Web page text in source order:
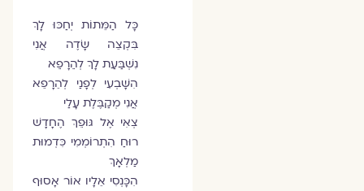
כָּל הַמֵּתוֹת יְחַכּוּ לָךְ
בִּקְצֵה שָׂדֶה אֲנִי
נִשְׁבַּעַת לָךְ לְהֵֵרָפֵֵא
הִשָּׁבְעִי לְפָנַי לְהֵרָפֵא
אֲנִי מְקַבֶּלֶת עָלַי
צְאִי אֶל גּוּפֵךְ הֶחָדָשׁ
רוּחַ הִתְרוֹמְמִי כִּדְמוּת
מַלְאָךְ
הִכָּנְסִי אֵלָיו אוֹר אָסוּף